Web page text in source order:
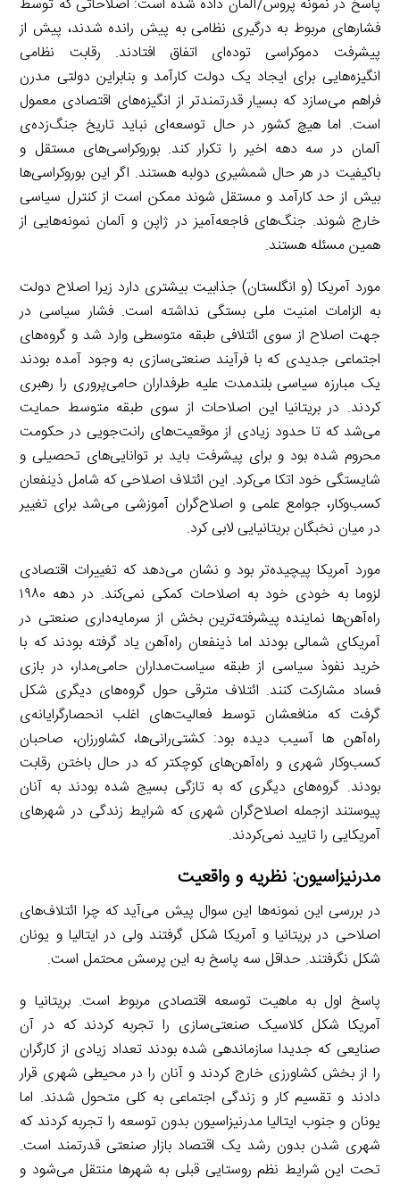
پاسخ در نمونه پروس/آلمان داده شده است: اصلاحاتی که توسط
فشارهای مربوط به درگیری نظامی به پیش رانده شدند، پیش از
پیشرفت دموکراسی توده‌ای اتفاق افتادند. رقابت نظامی
انگیزه‌هایی برای ایجاد یک دولت کارآمد و بنابراین دولتی مدرن
فراهم می‌سازد که بسیار قدرتمندتر از انگیزه‌های اقتصادی معمول
است. اما هیچ کشور در حال توسعه‌ای نباید تاریخ جنگ‌زده‌ی
آلمان در سه دهه اخیر را تکرار کند. بوروکراسی‌های مستقل و
باکیفیت در هر حال شمشیری دولبه هستند. اگر این بوروکراسی‌ها
بیش از حد کارآمد و مستقل شوند ممکن است از کنترل سیاسی
خارج شوند. جنگ‌های فاجعه‌آمیز در ژاپن و آلمان نمونه‌هایی از
همین مسئله هستند.
مورد آمریکا (و انگلستان) جذابیت بیشتری دارد زیرا اصلاح دولت
به الزامات امنیت ملی بستگی نداشته است. فشار سیاسی در
جهت اصلاح از سوی ائتلافی طبقه متوسطی وارد شد و گروه‌های
اجتماعی جدیدی که با فرآیند صنعتی‌سازی به وجود آمده بودند
یک مبارزه سیاسی بلندمدت علیه طرفداران حامی‌پروری را رهبری
کردند. در بریتانیا این اصلاحات از سوی طبقه متوسط حمایت
می‌شد که تا حدود زیادی از موقعیت‌های رانت‌جویی در حکومت
محروم شده بود و برای پیشرفت باید بر توانایی‌های تحصیلی و
شایستگی خود اتکا می‌کرد. این ائتلاف اصلاحی که شامل ذینفعان
کسب‌وکار، جوامع علمی و اصلاح‌گران آموزشی می‌شد برای تغییر
در میان نخبگان بریتانیایی لابی کرد.
مورد آمریکا پیچیده‌تر بود و نشان می‌دهد که تغییرات اقتصادی
لزوما به خودی خود به اصلاحات کمکی نمی‌کند. در دهه ۱۹۸۰
راه‌آهن‌ها نماینده پیشرفته‌ترین بخش از سرمایه‌داری صنعتی در
آمریکای شمالی بودند اما ذینفعان راه‌آهن یاد گرفته بودند که با
خرید نفوذ سیاسی از طبقه سیاست‌مداران حامی‌مدار، در بازی
فساد مشارکت کنند. ائتلاف مترقی حول گروه‌های دیگری شکل
گرفت که منافعشان توسط فعالیت‌های اغلب انحصارگرایانه‌ی
راه‌آهن ها آسیب دیده بود: کشتی‌رانی‌ها، کشاورزان، صاحبان
کسب‌وکار شهری و راه‌آهن‌های کوچکتر که در حال باختن رقابت
بودند. گروه‌های دیگری که به تازگی بسیج شده بودند به آنان
پیوستند ازجمله اصلاح‌گران شهری که شرایط زندگی در شهرهای
آمریکایی را تایید نمی‌کردند.
مدرنیزاسیون: نظریه و واقعیت
در بررسی این نمونه‌ها این سوال پیش می‌آید که چرا ائتلاف‌های
اصلاحی در بریتانیا و آمریکا شکل گرفتند ولی در ایتالیا و یونان
شکل نگرفتند. حداقل سه پاسخ به این پرسش محتمل است.
پاسخ اول به ماهیت توسعه اقتصادی مربوط است. بریتانیا و
آمریکا شکل کلاسیک صنعتی‌سازی را تجربه کردند که در آن
صنایعی که جدیدا سازماندهی شده بودند تعداد زیادی از کارگران
را از بخش کشاورزی خارج کردند و آنان را در محیطی شهری قرار
دادند و تقسیم کار و زندگی اجتماعی به کلی متحول شدند. اما
یونان و جنوب ایتالیا مدرنیزاسیون بدون توسعه را تجربه کردند که
شهری شدن بدون رشد یک اقتصاد بازار صنعتی قدرتمند است.
تحت این شرایط نظم روستایی قبلی به شهرها منتقل می‌شود و